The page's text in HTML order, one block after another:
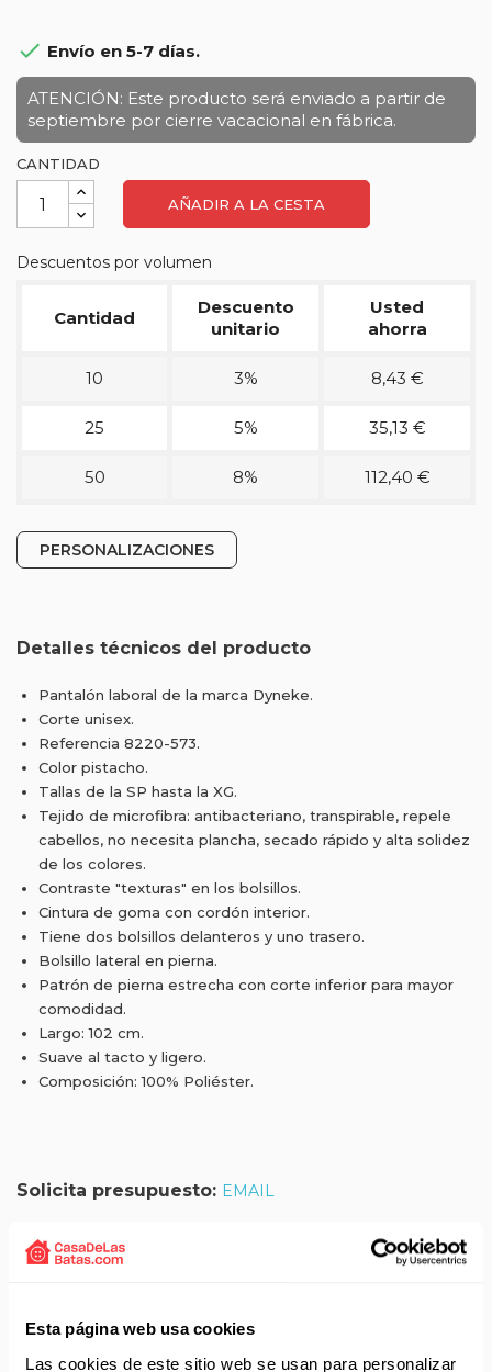
Esta página web usa cookies
Las cookies de este sitio web se usan para personalizar
 Envío en 5-7 días.
ATENCIÓN: Este producto será enviado a partir de
septiembre por cierre vacacional en fábrica.
CANTIDAD
AÑADIR A LA CESTA
Descuentos por volumen
Cantidad
Descuento
unitario
Usted
ahorra
10 3% 8,43 €
25 5% 35,13 €
50 8% 112,40 €
PERSONALIZACIONES
Detalles técnicos del producto
Pantalón laboral de la marca Dyneke.
Corte unisex.
Referencia 8220-573.
Color pistacho.
Tallas de la SP hasta la XG.
Tejido de microfibra: antibacteriano, transpirable, repele
cabellos, no necesita plancha, secado rápido y alta solidez
de los colores.
Contraste "texturas" en los bolsillos.
Cintura de goma con cordón interior.
Tiene dos bolsillos delanteros y uno trasero.
Bolsillo lateral en pierna.
Patrón de pierna estrecha con corte inferior para mayor
comodidad.
Largo: 102 cm.
Suave al tacto y ligero.
Composición: 100% Poliéster.
Solicita presupuesto: EMAIL
Envío gratis a partir de 75 €+IVA (90 € IVA incl.)
ENVÍOS EN AGOSTO